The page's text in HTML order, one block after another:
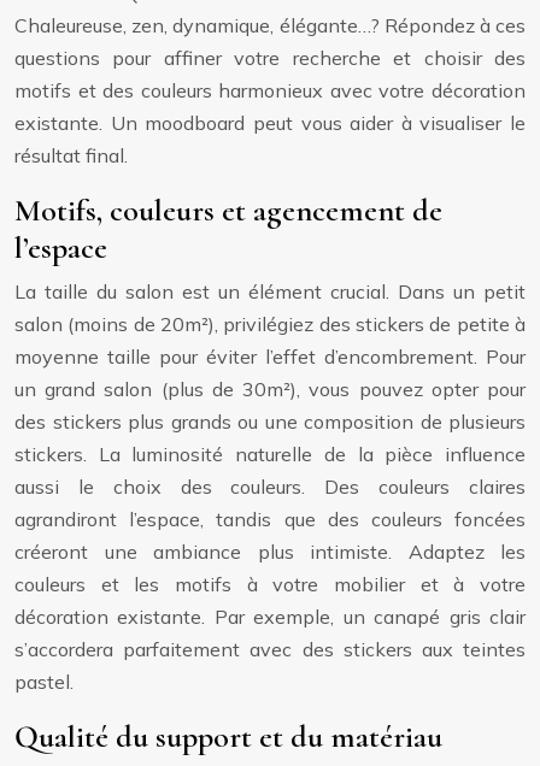
Chaleureuse, zen, dynamique, élégante…? Répondez à ces
questions pour affiner votre recherche et choisir des
motifs et des couleurs harmonieux avec votre décoration
existante. Un moodboard peut vous aider à visualiser le
résultat final.
Motifs, couleurs et agencement de
l’espace
La taille du salon est un élément crucial. Dans un petit
salon (moins de 20m²), privilégiez des stickers de petite à
moyenne taille pour éviter l’effet d’encombrement. Pour
un grand salon (plus de 30m²), vous pouvez opter pour
des stickers plus grands ou une composition de plusieurs
stickers. La luminosité naturelle de la pièce influence
aussi le choix des couleurs. Des couleurs claires
agrandiront l’espace, tandis que des couleurs foncées
créeront une ambiance plus intimiste. Adaptez les
couleurs et les motifs à votre mobilier et à votre
décoration existante. Par exemple, un canapé gris clair
s’accordera parfaitement avec des stickers aux teintes
pastel.
Qualité du support et du matériau